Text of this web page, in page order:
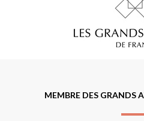
MEMBRE DES GRANDS